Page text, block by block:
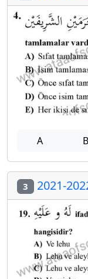
A B
3 2021-